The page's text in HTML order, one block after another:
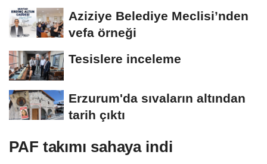
Aziziye Belediye Meclisi’nden
vefa örneği
Tesislere inceleme
Erzurum'da sıvaların altından
tarih çıktı
PAF takımı sahaya indi